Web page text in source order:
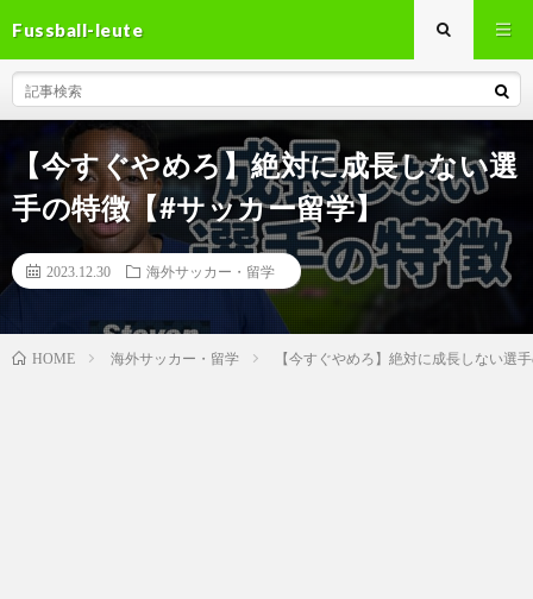
Fussball-leute
【今すぐやめろ】絶対に成長しない選
手の特徴【#サッカー留学】
2023.12.30 海外サッカー・留学
HOME 海外サッカー・留学 【今すぐやめろ】絶対に成長しない選